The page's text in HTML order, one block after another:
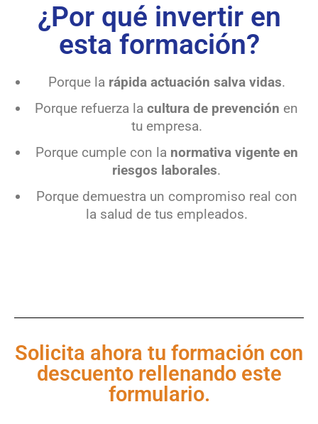
¿Por qué invertir en
esta formación?
Porque la rápida actuación salva vidas.
Porque refuerza la cultura de prevención en
tu empresa.
Porque cumple con la normativa vigente en
riesgos laborales.
Porque demuestra un compromiso real con
la salud de tus empleados.
Solicita ahora tu formación con
descuento rellenando este
formulario.